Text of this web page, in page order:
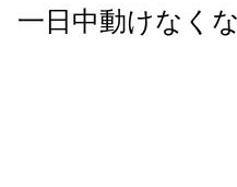
一日中動けなくな